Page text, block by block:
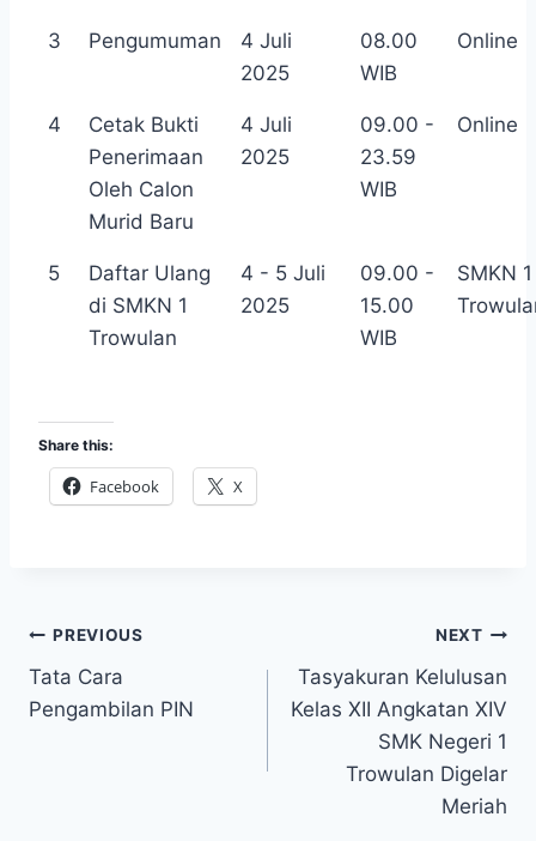
3 Pengumuman
4 Juli
2025
08.00
WIB
Online
4
Cetak Bukti
Penerimaan
Oleh Calon
Murid Baru
4 Juli
2025
09.00 -
23.59
WIB
Online
5
Daftar Ulang
di SMKN 1
Trowulan
4 - 5 Juli
2025
09.00 -
15.00
WIB
SMKN 1
Share this:
Facebook X
Post
navigation
PREVIOUS
Tata Cara
Pengambilan PIN
NEXT
Tasyakuran Kelulusan
Kelas XII Angkatan XIV
SMK Negeri 1
Trowulan Digelar
Meriah